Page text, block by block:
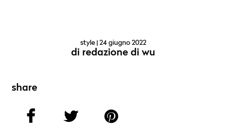
style| 24 giugno 2022
di redazione di wu
share